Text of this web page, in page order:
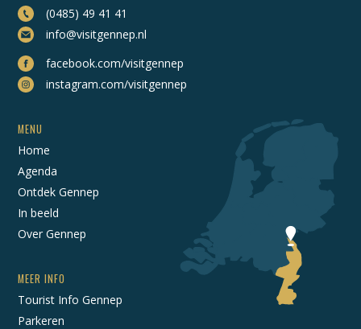
(0485) 49 41 41
info@visitgennep.nl
facebook.com/visitgennep
instagram.com/visitgennep
MENU
Home
Agenda
Ontdek Gennep
In beeld
Over Gennep
MEER INFO
Tourist Info Gennep
Parkeren